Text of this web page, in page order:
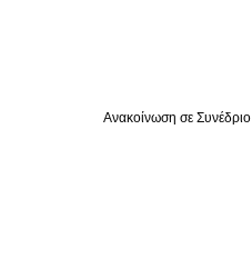
Ανακοίνωση σε Συνέδριο